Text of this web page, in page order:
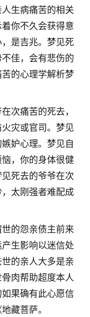
生病痛苦的相关
你不久会获得意
是吉兆。梦见死
佳，会有悲伤的
的心理学解析梦
次痛苦的死去，
灾或官司。梦见
妒心理。梦见自
，你的身体很健
死去的爷爷在次
太刚强者难配成
的怨亲债主前来
生影响以迷信处
的亲人大多是亲
肉帮助超度本人
果确有此心愿信
藏菩萨。
过之后，最大的感
万般皆是命，半点
9
个联系方式的啊？
12
15
奶奶做超度，她今年
世，刚开始我经常
介绍，找到慧来老
也没有梦到过
图个心安，给亡母
不行。